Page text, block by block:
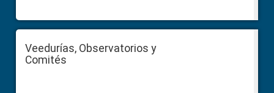
Veedurías, Observatorios y
Comités